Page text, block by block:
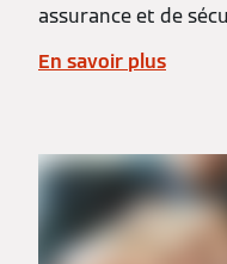
assurance et de
En savoir plus